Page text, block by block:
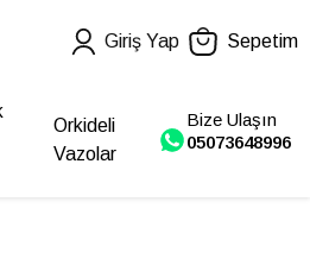
Giriş Yap Sepetim
Orkideli
Vazolar
Bize Ulaşın
05073648996